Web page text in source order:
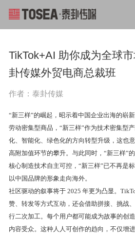
TikTok+AI 助你成为全球
卦传媒外贸电商总裁班
作者：泰卦传媒
“新三样”的崛起，昭示着中国企业出海的崭
劳动密集型商品，“新三样”作为技术密集型
化、智能化、绿色化的方向转型升级，这也
高附加值环节的攀升。与此同时，“新三样”
核心制造技术自主可控，“新三样”已不再是
以中国品牌的形象走向海外。
社区驱动的叙事将于 2025 年更为凸显。
赞、转发等方式互动，还会借助拼接、挑战
行二次加工。每个用户都可能成为故事的创
内容受众。这种人人可创作的趋向，不仅增